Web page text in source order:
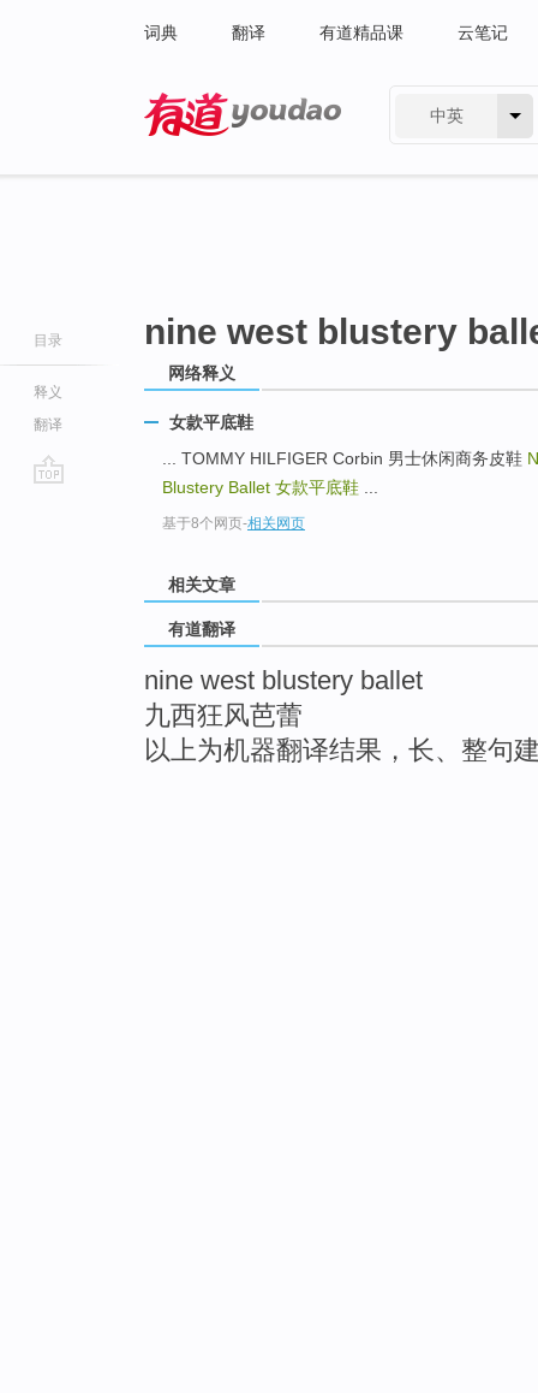
词典 翻译 有道精品课 云笔记
中英
目录
释义
翻译
nine west blustery
网络释义
女款平底鞋
... TOMMY HILFIGER Corbin 男士休闲商务皮鞋
Blustery Ballet 女款平底鞋
基于8个网页-相关网页
相关文章
有道翻译
nine west blustery ballet
九西狂风芭蕾
以上为机器翻译结果，长、整句